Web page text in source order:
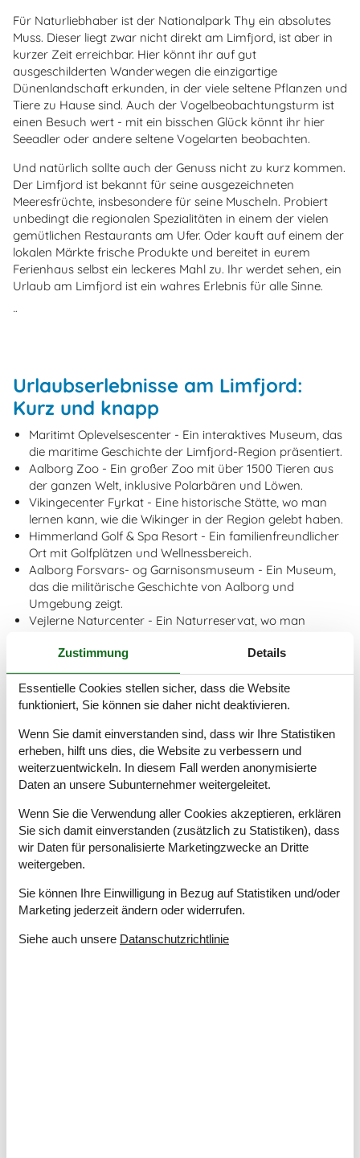
Für Naturliebhaber ist der Nationalpark Thy ein absolutes
Muss. Dieser liegt zwar nicht direkt am Limfjord, ist aber in
kurzer Zeit erreichbar. Hier könnt ihr auf gut
ausgeschilderten Wanderwegen die einzigartige
Dünenlandschaft erkunden, in der viele seltene Pflanzen und
Tiere zu Hause sind. Auch der Vogelbeobachtungsturm ist
einen Besuch wert - mit ein bisschen Glück könnt ihr hier
Seeadler oder andere seltene Vogelarten beobachten.
Und natürlich sollte auch der Genuss nicht zu kurz kommen.
Der Limfjord ist bekannt für seine ausgezeichneten
Meeresfrüchte, insbesondere für seine Muscheln. Probiert
unbedingt die regionalen Spezialitäten in einem der vielen
gemütlichen Restaurants am Ufer. Oder kauft auf einem der
lokalen Märkte frische Produkte und bereitet in eurem
Ferienhaus selbst ein leckeres Mahl zu. Ihr werdet sehen, ein
Urlaub am Limfjord ist ein wahres Erlebnis für alle Sinne.
¨
Urlaubserlebnisse am Limfjord:
Kurz und knapp
Maritimt Oplevelsescenter - Ein interaktives Museum, das
die maritime Geschichte der Limfjord-Region präsentiert.
Aalborg Zoo - Ein großer Zoo mit über 1500 Tieren aus
der ganzen Welt, inklusive Polarbären und Löwen.
Vikingecenter Fyrkat - Eine historische Stätte, wo man
lernen kann, wie die Wikinger in der Region gelebt haben.
Himmerland Golf & Spa Resort - Ein familienfreundlicher
Ort mit Golfplätzen und Wellnessbereich.
Aalborg Forsvars- og Garnisonsmuseum - Ein Museum,
das die militärische Geschichte von Aalborg und
Umgebung zeigt.
Vejlerne Naturcenter - Ein Naturreservat, wo man
Kunsten Museum of Modern Art Aalborg - Ein Museum,
das eine breite Palette von moderner und
zeitgenössischer Kunst präsentiert.
Nordjyllands Kystmuseum - Ein Museum, das die
präsentiert.
Aalborg Historiske Museum - Ein Museum, das die reiche
Geschichte von Aalborg von der Steinzeit bis zur
Gegenwart dokumentiert.
Jesperhus Blomsterpark - Der größte Blumenpark
Skandinaviens mit verschiedenen Themenbereichen und
Aktivitäten für Kinder.
Buche dein Ferienhaus am Limfjord
Zustimmung Details
Essentielle Cookies stellen sicher, dass die Website
funktioniert, Sie können sie daher nicht deaktivieren.
Wenn Sie damit einverstanden sind, dass wir Ihre Statistiken
erheben, hilft uns dies, die Website zu verbessern und
weiterzuentwickeln. In diesem Fall werden anonymisierte
Daten an unsere Subunternehmer weitergeleitet.
Wenn Sie die Verwendung aller Cookies akzeptieren, erklären
Sie sich damit einverstanden (zusätzlich zu Statistiken), dass
wir Daten für personalisierte Marketingzwecke an Dritte
weitergeben.
Sie können Ihre Einwilligung in Bezug auf Statistiken und/oder
Marketing jederzeit ändern oder widerrufen.
Siehe auch unsere Datanschutzrichtlinie